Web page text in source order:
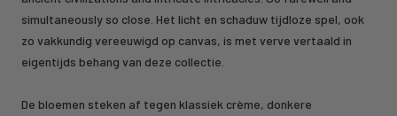
simultaneously so close. Het licht en schaduw tijdloze spel, ook
zo vakkundig vereeuwigd op canvas, is met verve vertaald in
eigentijds behang van deze collectie.
De bloemen steken af tegen klassiek crème, donkere